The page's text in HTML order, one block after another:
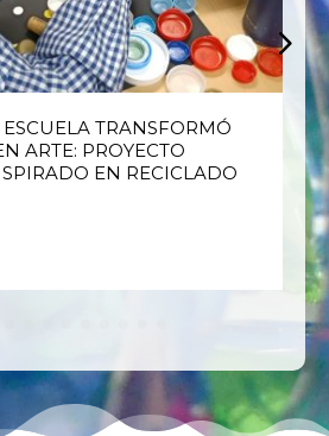
TRANSFORMÓ
ARTE: PROYECTO
EN RECICLADO